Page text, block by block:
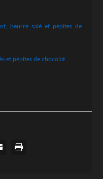
beurre salé et pépites de
et pépites de chocolat